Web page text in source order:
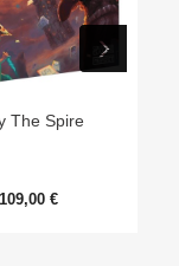
The Spire
109,00 €